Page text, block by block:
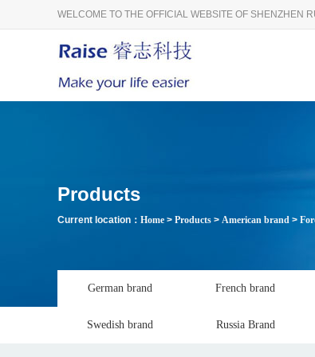
WELCOME TO THE OFFICIAL WEBSITE OF SHENZHEN
Products
Current location： Home > Products > American brand >
German brand French brand
Swedish brand Russia Brand